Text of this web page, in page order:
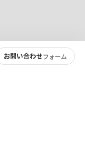
お問い合わせフォーム